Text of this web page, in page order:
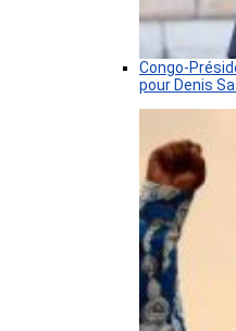
Congo-
pour Denis